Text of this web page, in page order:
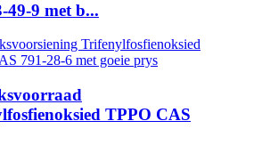
49-9 met b...
TPPO CAS